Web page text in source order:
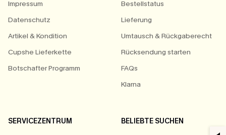
Impressum
Datenschutz
Artikel & Kondition
Cupshe Lieferkette
Botschafter Programm
Bestellstatus
Lieferung
Umtausch & Rückgaberecht
Rücksendung starten
FAQs
Klarna
SERVICEZENTRUM
BELIEBTE SUCHEN